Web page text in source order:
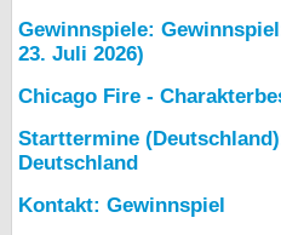
Gewinnspiele:
23. Juli 2026)
Chicago Fire -
Starttermine
Deutschland
Kontakt: Gewinnspiel